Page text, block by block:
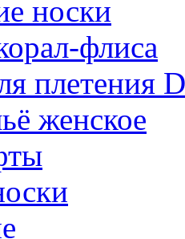
носки
флиса
плетения
женское